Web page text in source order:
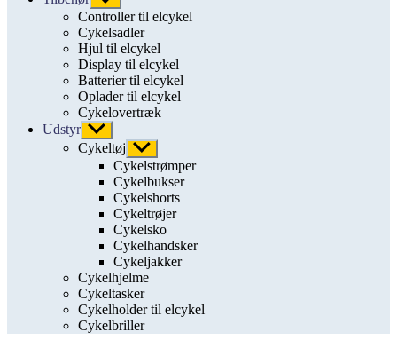
undermenu
Controller til elcykel
Cykelsadler
Hjul til elcykel
Display til elcykel
Batterier til elcykel
Oplader til elcykel
Cykelovertræk
Udstyr Vis
undermenu
Cykeltøj Vis
undermenu
Cykelstrømper
Cykelbukser
Cykelshorts
Cykeltrøjer
Cykelsko
Cykelhandsker
Cykeljakker
Cykelhjelme
Cykeltasker
Cykelholder til elcykel
Cykelbriller